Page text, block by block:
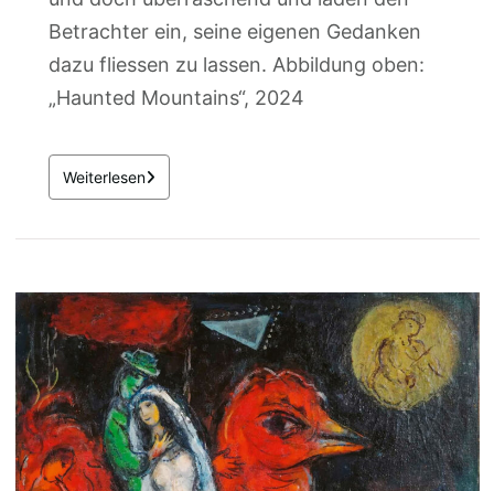
Betrachter ein, seine eigenen Gedanken
dazu fliessen zu lassen. Abbildung oben:
„Haunted Mountains“, 2024
Weiterlesen